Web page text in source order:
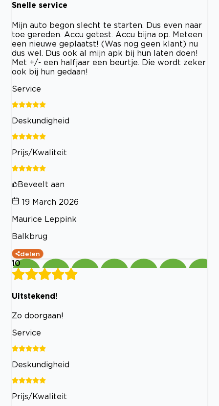
Snelle service
Mijn auto begon slecht te starten. Dus even naar
toe gereden. Accu getest. Accu bijna op. Meteen
een nieuwe geplaatst! (Was nog geen klant) nu
dus wel. Dus ook al mijn apk bij hun laten doen!
Met +/- een halfjaar een beurtje. Die wordt zeker
ook bij hun gedaan!
Service
Deskundigheid
Prijs/Kwaliteit
Beveelt aan
19 March 2026
Maurice Leppink
Balkbrug
delen
10
Uitstekend!
Zo doorgaan!
Service
Deskundigheid
Prijs/Kwaliteit